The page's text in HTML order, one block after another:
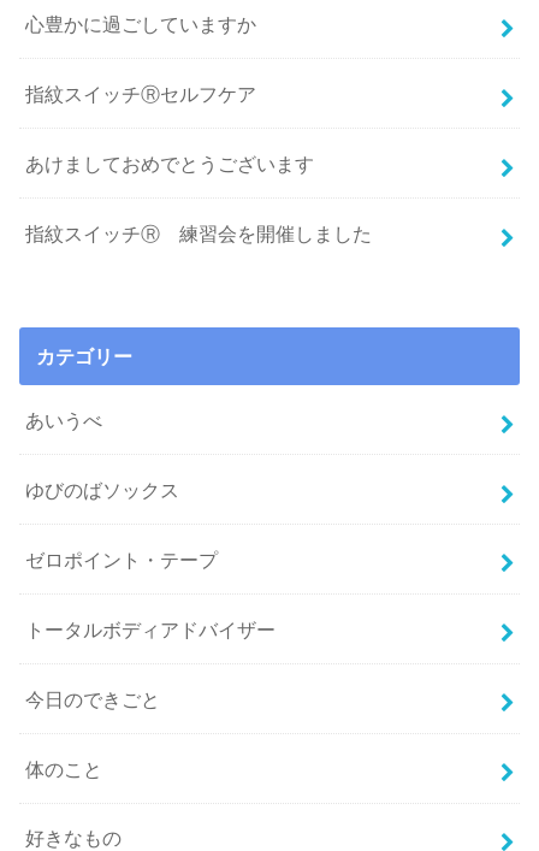
心豊かに過ごしていますか
指紋スイッチⓇセルフケア
あけましておめでとうございます
指紋スイッチⓇ 練習会を開催しました
カテゴリー
あいうべ
ゆびのばソックス
ゼロポイント・テープ
トータルボディアドバイザー
今日のできごと
体のこと
好きなもの